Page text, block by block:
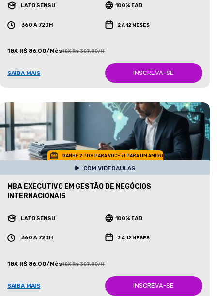
LATO SENSU 100% EAD
360 A 720H 2 A 12 MESES
18X R$ 86,00/Mês18X R$ 387,00/Mês
SAIBA MAIS INSCREVA-SE
GANHE 2 POS PARA VOCE +1 PARA UM AMIGO
COM VIDEOAULAS
MBA EXECUTIVO EM GESTÃO DE NEGÓCIOS
INTERNACIONAIS
LATO SENSU 100% EAD
360 A 720H 2 A 12 MESES
18X R$ 86,00/Mês18X R$ 387,00/Mês
SAIBA MAIS INSCREVA-SE